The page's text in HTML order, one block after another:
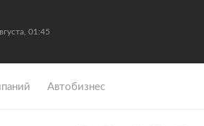
01:45
Автобизнес